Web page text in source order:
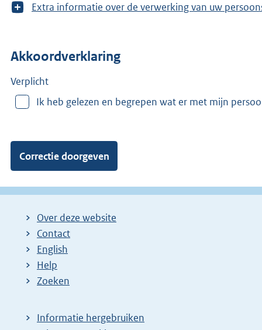
T
m
e
:
Extra informatie over de verwerking van uw
Akkoordverklaring
Verplicht
Ik heb gelezen en begrepen wat er met mijn
Over deze website
Contact
English
Help
Zoeken
Informatie hergebruiken